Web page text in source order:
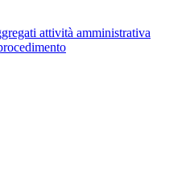
attività amministrativa